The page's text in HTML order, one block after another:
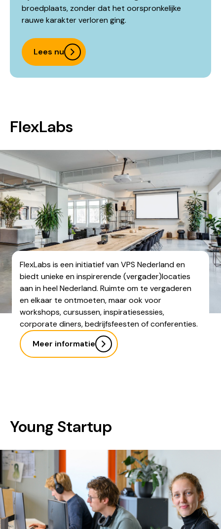
broedplaats, zonder dat het oorspronkelijke
rauwe karakter verloren ging.
Lees nu
FlexLabs
FlexLabs is een initiatief van VPS Nederland en
biedt unieke en inspirerende (vergader)locaties
aan in heel Nederland. Ruimte om te vergaderen
en elkaar te ontmoeten, maar ook voor
workshops, cursussen, inspiratiesessies,
corporate diners, bedrijfsfeesten of conferenties.
Meer informatie
Young Startup